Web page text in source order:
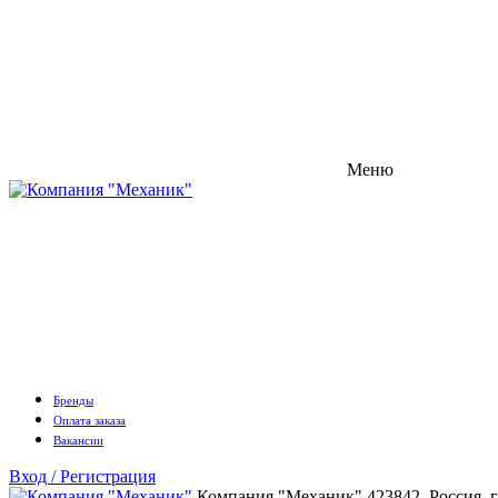
Меню
Бренды
Оплата заказа
Вакансии
Вход / Регистрация